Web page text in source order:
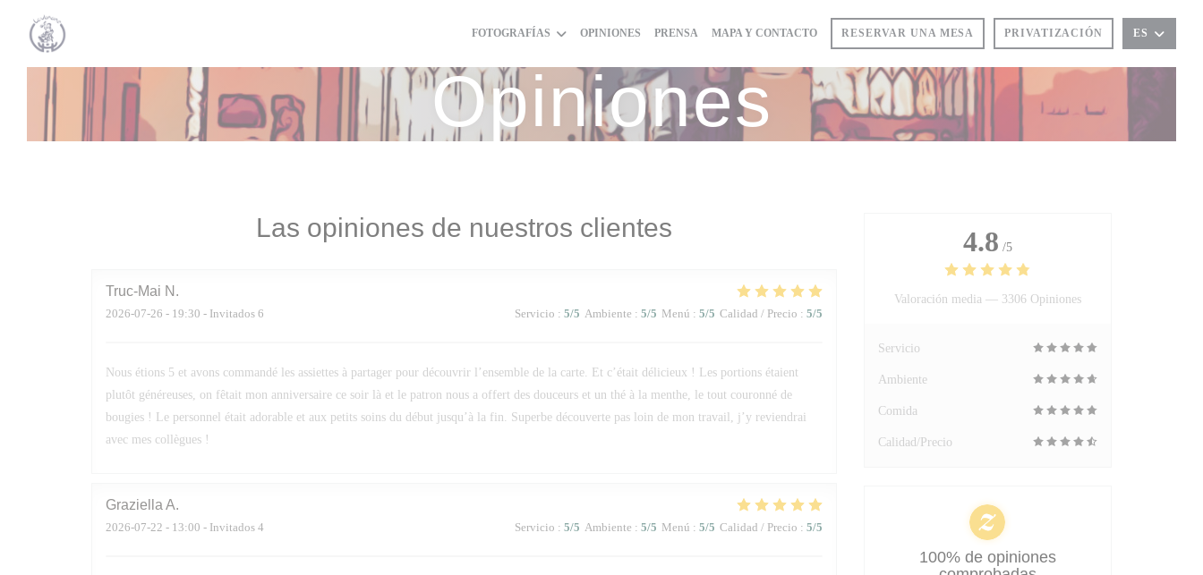
Personalización de sus opciones de cookies
FOTOGRAFÍAS OPINIONES PRENSA MAPA Y CONTACTO RESERVAR UNA MESA PRIVATIZACIÓN ES
Opiniones
Las opiniones de nuestros clientes
Truc-Mai N
2026-07-26 - 19:30 - Invitados 6 Servicio : 5/5 Ambiente : 5/5 Menú : 5/5 Calidad / Precio : 5/5
Nous étions 5 et avons commandé les assiettes à partager pour découvrir l’ensemble de la carte. Et c’était délicieux ! Les portions étaient
plutôt généreuses, on fêtait mon anniversaire ce soir là et le patron nous a offert des douceurs et un thé à la menthe, le tout couronné de
bougies ! Le personnel était adorable et aux petits soins du début jusqu’à la fin. Superbe découverte pas loin de mon travail, j’y reviendrai
avec mes collègues !
Graziella A
2026-07-22 - 13:00 - Invitados 4 Servicio : 5/5 Ambiente : 5/5 Menú : 5/5 Calidad / Precio : 5/5
4.8 /5
Valoración media — 3306 Opiniones
Servicio
Ambiente
Comida
Calidad/Precio
100% de opiniones